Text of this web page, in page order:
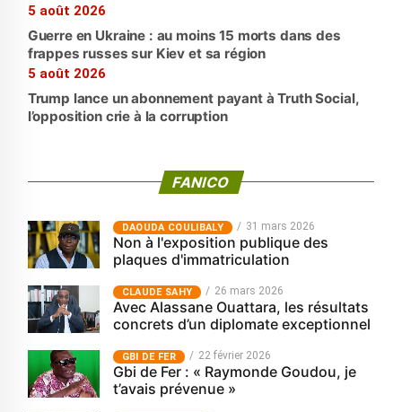
5 août 2026
Guerre en Ukraine : au moins 15 morts dans des
frappes russes sur Kiev et sa région
5 août 2026
Trump lance un abonnement payant à Truth Social,
l’opposition crie à la corruption
FANICO
‎DAOUDA COULIBALY 31 mars 2026
Non à l'exposition publique des
plaques d'immatriculation
CLAUDE SAHY 26 mars 2026
Avec Alassane Ouattara, les résultats
concrets d’un diplomate exceptionnel
GBI DE FER 22 février 2026
Gbi de Fer : « Raymonde Goudou, je
t’avais prévenue »